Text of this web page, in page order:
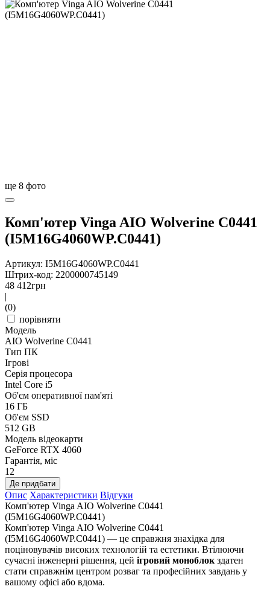
ще 8 фото
Комп'ютер Vinga AIO Wolverine C0441
(I5M16G4060WP.C0441)
Артикул: I5M16G4060WP.C0441
Штрих-код: 2200000745149
48 412грн
(0)
порівняти
Модель
AIO Wolverine C0441
Тип ПК
Ігрові
Серія процесора
Intel Core i5
Об'єм оперативної пам'яті
16 ГБ
Об'єм SSD
512 GB
Модель відеокарти
GeForce RTX 4060
Гарантія, міс
12
Де придбати
Опис Характеристики Відгуки
Комп'ютер Vinga AIO Wolverine C0441
(I5M16G4060WP.C0441)
Комп'ютер Vinga AIO Wolverine C0441
(I5M16G4060WP.C0441) — це справжня знахідка для
поціновувачів високих технологій та естетики. Втілюючи
сучасні інженерні рішення, цей ігровий моноблокздатен
стати справжнім центром розваг та професійних завдань у
вашому офісі або вдома.